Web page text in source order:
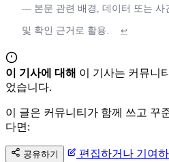
— 본문 관련 배경, 데이터 또는 사
및 확인 근거로 활용. ↩
이 기사에 대해 이 기사는 커뮤니
었습니다.
이 글은 커뮤니티가 함께 쓰고 꾸
다면:
공유하기 편집하거나 기여하